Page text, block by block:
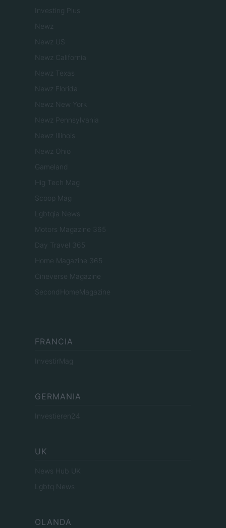
Investing Plus
Newz
Newz US
Newz California
Newz Texas
Newz Florida
Newz New York
Newz Pennsylvania
Newz Illinois
Newz Ohio
Gameland
Hig Tech Mag
Scoop Mag
Lgbtqia News
Motors Magazine 365
Day Travel 365
Home Magazine 365
Cineverse Magazine
SecondHomeMagazine
FRANCIA
InvestirMag
GERMANIA
Investieren24
UK
News Hub UK
Lgbtq News
OLANDA